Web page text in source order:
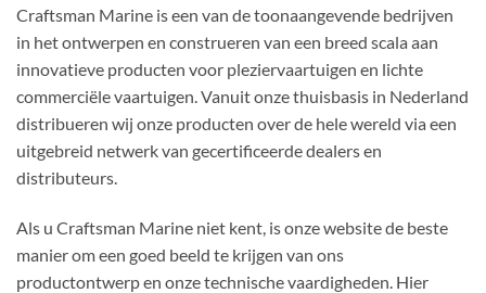
Craftsman Marine is een van de toonaangevende bedrijven
in het ontwerpen en construeren van een breed scala aan
innovatieve producten voor pleziervaartuigen en lichte
commerciële vaartuigen. Vanuit onze thuisbasis in Nederland
distribueren wij onze producten over de hele wereld via een
uitgebreid netwerk van gecertificeerde dealers en
distributeurs.
Als u Craftsman Marine niet kent, is onze website de beste
manier om een ​​goed beeld te krijgen van ons
productontwerp en onze technische vaardigheden. Hier